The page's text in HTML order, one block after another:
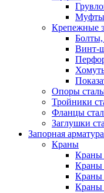
Крепежные
Винт-
Опоры
Тройники
Фланцы
Заглушки
Запорная
Краны
Краны
Краны
Краны
Краны